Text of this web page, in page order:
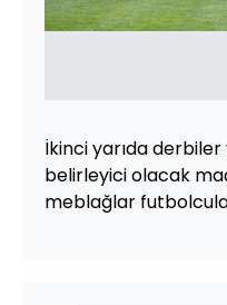
İkinci yarıda
belirleyici olacak
meblağlar